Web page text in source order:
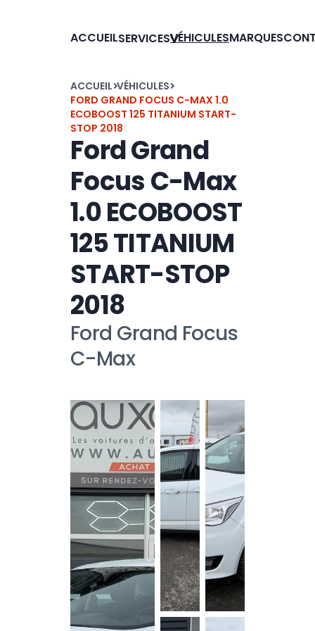
ACCUEILSERVICESVÉHICULESMARQUES
ACCUEIL VÉHICULES
FORD GRAND FOCUS C-MAX 1.0
ECOBOOST 125 TITANIUM START-
STOP 2018
Ford Grand
Focus C-Max
1.0 ECOBOOST
125 TITANIUM
START-STOP
2018
Ford Grand Focus
C-Max